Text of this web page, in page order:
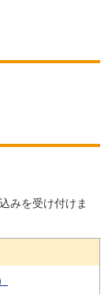
みを受け付けま